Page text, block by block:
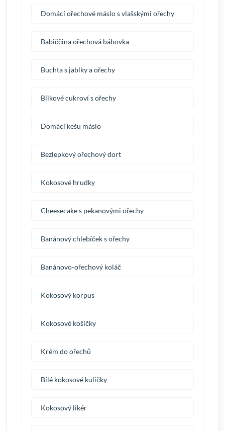
Domácí ořechové máslo s vlašskými ořechy
Babiččina ořechová bábovka
Buchta s jablky a ořechy
Bílkové cukroví s ořechy
Domácí kešu máslo
Bezlepkový ořechový dort
Kokosové hrudky
Cheesecake s pekanovými ořechy
Banánový chlebíček s ořechy
Banánovo-ořechový koláč
Kokosový korpus
Kokosové košíčky
Krém do ořechů
Bílé kokosové kuličky
Kokosový likér